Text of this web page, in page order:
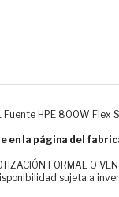
HPE 800W Flex
en la página del
FORMAL O
sujeta a